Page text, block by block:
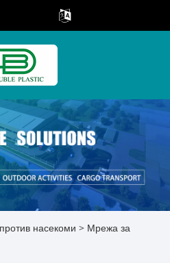
насекоми > Мрежа за